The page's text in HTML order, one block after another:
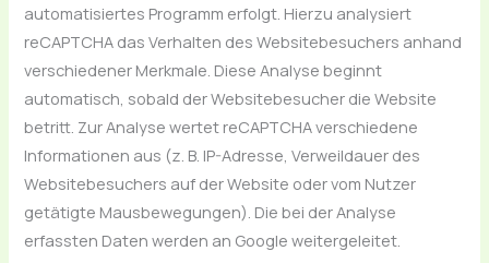
automatisiertes Programm erfolgt. Hierzu analysiert
reCAPTCHA das Verhalten des Websitebesuchers anhand
verschiedener Merkmale. Diese Analyse beginnt
automatisch, sobald der Websitebesucher die Website
betritt. Zur Analyse wertet reCAPTCHA verschiedene
Informationen aus (z. B. IP-Adresse, Verweildauer des
Websitebesuchers auf der Website oder vom Nutzer
getätigte Mausbewegungen). Die bei der Analyse
erfassten Daten werden an Google weitergeleitet.